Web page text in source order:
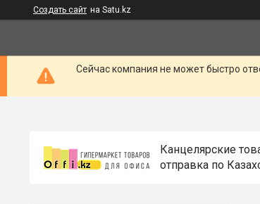
Создать сайт на Satu.kz
Сейчас компания не может быстро
Канцелярские
отправка по